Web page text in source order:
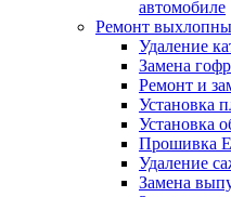
автомобиле
Ремонт
Удаление
Замена
Ремонт и
Установка
Установка
Прошивка
Удаление
Замена